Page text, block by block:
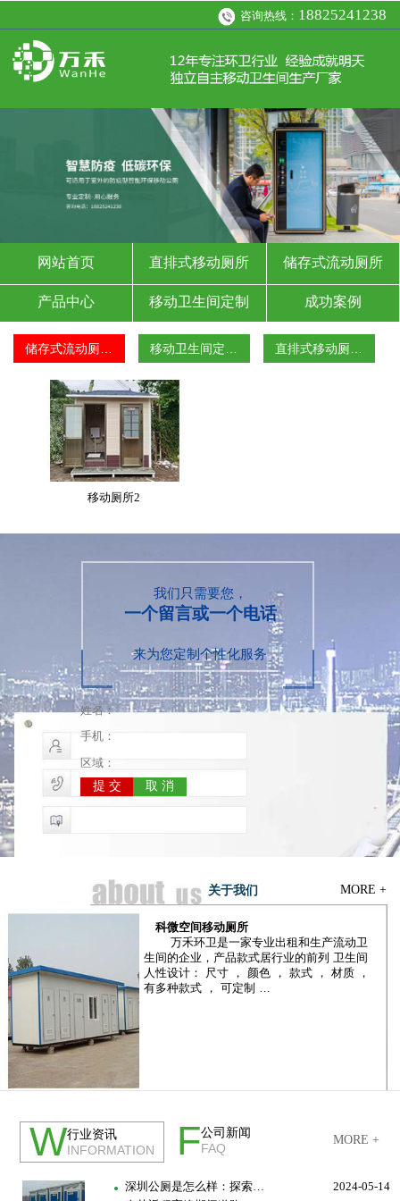
咨询热线： 18825241238
网站首页 直排式移动厕所 储存式流动厕所
产品中心 移动卫生间定制 成功案例
资讯 关于我们 联系科微环卫移动厕
储存式流动厕… 移动卫生间定… 直排式移动厕…
移动厕所2
移动厕所 移动厕所3
我们只需要您，
一个留言或一个电话
来为您定制个性化服务
提 交 取 消
MORE +
关于我们
科微空间移动厕所
万禾环卫是一家专业出租和生产流动卫
生间的企业，产品款式居行业的前列 卫生间
人性设计： 尺寸 ， 颜色 ， 款式 ， 材质 ，
有多种款式 ， 可定制 …
MORE +
W行业资讯
INFORMATION
F公司新闻
FAQ
2024-05-14
深圳公厕是怎么样：探索…